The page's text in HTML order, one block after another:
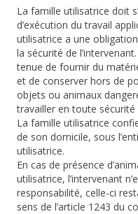
La famille utilisatrice doit
d’exécution du travail
utilisatrice a une
la sécurité de
tenue de fournir du
et de conserver hors de
objets ou animaux
travailler en toute
La famille utilisatrice
de son domicile, sous
utilisatrice.
En cas de présence
utilisatrice, l’intervenant
responsabilité, celle-ci
sens de l’article 1243 du